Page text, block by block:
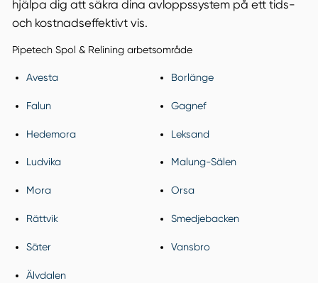
hjälpa dig att säkra dina avloppssystem på ett tids-
och kostnadseffektivt vis.
Pipetech Spol & Relining arbetsområde
Avesta Borlänge
Falun Gagnef
Hedemora Leksand
Ludvika Malung-Sälen
Mora Orsa
Rättvik Smedjebacken
Säter Vansbro
Älvdalen